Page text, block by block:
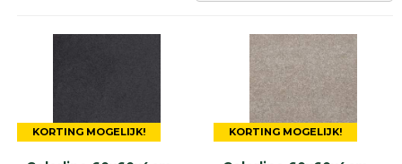
bestrating
Wildverband
bestrating
KORTING MOGELIJK! KORTING MOGELIJK!